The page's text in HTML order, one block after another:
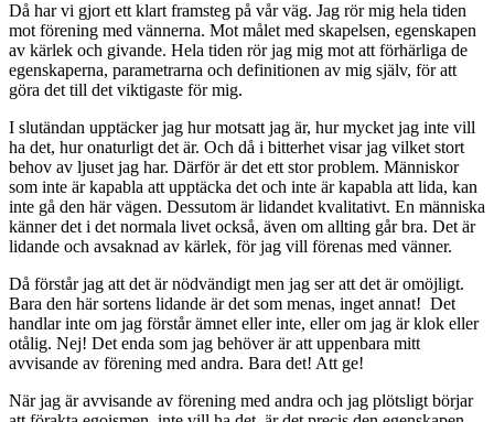
Då har vi gjort ett klart framsteg på vår väg. Jag rör mig hela tiden
mot förening med vännerna. Mot målet med skapelsen, egenskapen
av kärlek och givande. Hela tiden rör jag mig mot att förhärliga de
egenskaperna, parametrarna och definitionen av mig själv, för att
göra det till det viktigaste för mig.
I slutändan upptäcker jag hur motsatt jag är, hur mycket jag inte vill
ha det, hur onaturligt det är. Och då i bitterhet visar jag vilket stort
behov av ljuset jag har. Därför är det ett stor problem. Människor
som inte är kapabla att upptäcka det och inte är kapabla att lida, kan
inte gå den här vägen. Dessutom är lidandet kvalitativt. En människa
känner det i det normala livet också, även om allting går bra. Det är
lidande och avsaknad av kärlek, för jag vill förenas med vänner.
Då förstår jag att det är nödvändigt men jag ser att det är omöjligt.
Bara den här sortens lidande är det som menas, inget annat! Det
handlar inte om jag förstår ämnet eller inte, eller om jag är klok eller
otålig. Nej! Det enda som jag behöver är att uppenbara mitt
avvisande av förening med andra. Bara det! Att ge!
När jag är avvisande av förening med andra och jag plötsligt börjar